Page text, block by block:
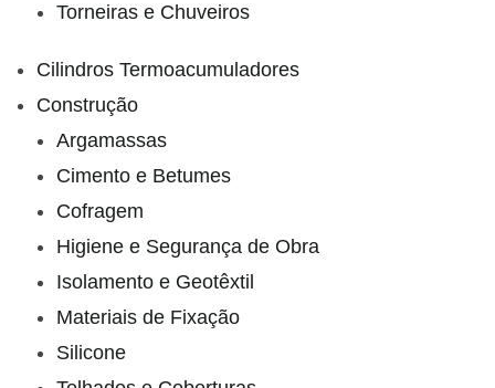
Torneiras e Chuveiros
Cilindros Termoacumuladores
Construção
Argamassas
Cimento e Betumes
Cofragem
Higiene e Segurança de Obra
Isolamento e Geotêxtil
Materiais de Fixação
Silicone